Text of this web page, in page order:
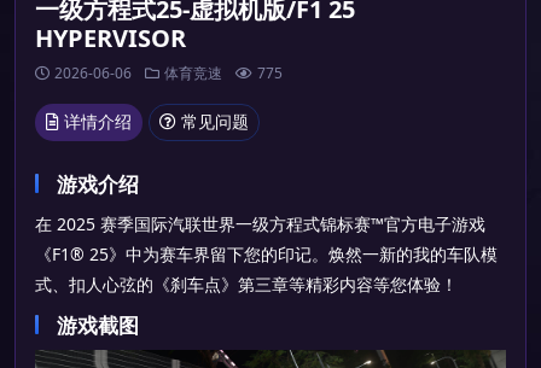
一级方程式25-虚拟机版/F1 25
HYPERVISOR
2026-06-06 体育竞速 775
详情介绍 常见问题
游戏介绍
在 2025 赛季国际汽联世界一级方程式锦标赛™官方电子游戏
《F1® 25》中为赛车界留下您的印记。焕然一新的我的车队模
式、扣人心弦的《刹车点》第三章等精彩内容等您体验！
游戏截图